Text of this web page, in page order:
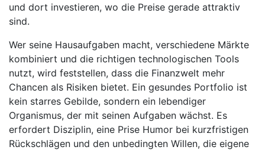
und dort investieren, wo die Preise gerade attraktiv
sind.
Wer seine Hausaufgaben macht, verschiedene Märkte
kombiniert und die richtigen technologischen Tools
nutzt, wird feststellen, dass die Finanzwelt mehr
Chancen als Risiken bietet. Ein gesundes Portfolio ist
kein starres Gebilde, sondern ein lebendiger
Organismus, der mit seinen Aufgaben wächst. Es
erfordert Disziplin, eine Prise Humor bei kurzfristigen
Rückschlägen und den unbedingten Willen, die eigene